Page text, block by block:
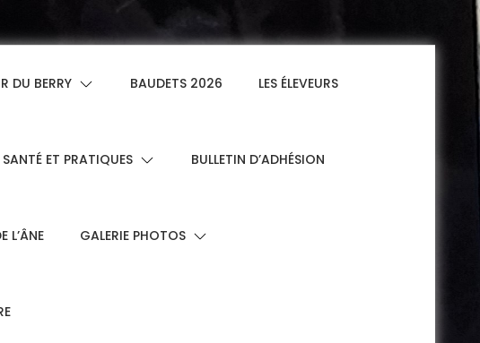
DU BERRY BAUDETS 2026 LES ÉLEVEURS
ET PRATIQUES BULLETIN D’ADHÉSION
L’ÂNE GALERIE PHOTOS